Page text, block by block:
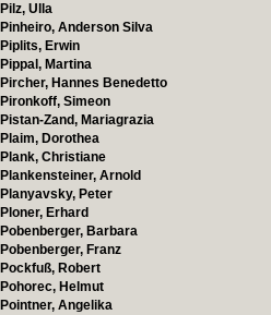
Pilz, Ulla
Pinheiro, Anderson Silva
Piplits, Erwin
Pippal, Martina
Pircher, Hannes Benedetto
Pironkoff, Simeon
Pistan-Zand, Mariagrazia
Plaim, Dorothea
Plank, Christiane
Plankensteiner, Arnold
Planyavsky, Peter
Ploner, Erhard
Pobenberger, Barbara
Pobenberger, Franz
Pockfuß, Robert
Pohorec, Helmut
Pointner, Angelika